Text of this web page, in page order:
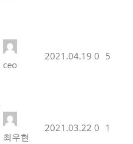
ceo
2021.04.19 0 5
최우현
2021.03.22 0 1